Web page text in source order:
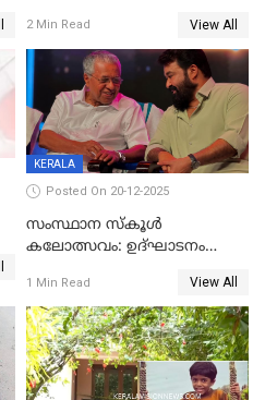
കാഴ്ചാനുഭവമൊരുക്കി
ശബരീ നന്ദനം
2 Min Read View All
KERALA
Posted On 20-12-2025
സംസ്ഥാന സ്കൂൾ
കലോത്സവം: ഉദ്ഘാടനം
മുഖ്യാതിഥിയായി
മോഹൻലാൽ
1 Min Read View All